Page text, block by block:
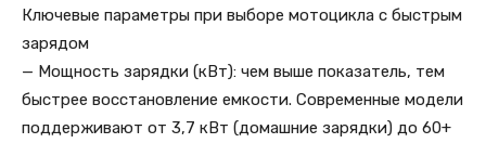
Ключевые параметры при выборе мотоцикла с быстрым
зарядом
— Мощность зарядки (кВт): чем выше показатель, тем
быстрее восстановление емкости. Современные модели
поддерживают от 3,7 кВт (домашние зарядки) до 60+